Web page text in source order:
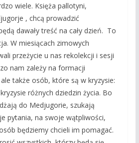
wiele. Księża pallotyni,
, chcą prowadzić
dawały treść na cały dzień. To
W miesiącach zimowych
przeżycie u nas rekolekcji i sesji
nam zależy na formacji
także osób, które są w kryzysie:
różnych dziedzin życia. Bo
do Medjugorie, szukają
pytania, na swoje wątpliwości,
będziemy chcieli im pomagać.